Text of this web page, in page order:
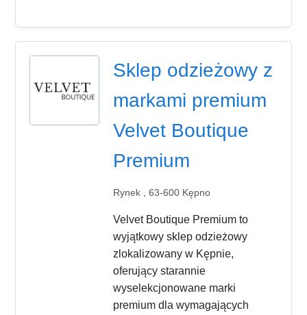
Sklep odzieżowy z
markami premium
Velvet Boutique
Premium
Rynek , 63-600 Kępno
Velvet Boutique Premium to
wyjątkowy sklep odzieżowy
zlokalizowany w Kępnie,
oferujący starannie
wyselekcjonowane marki
premium dla wymagających